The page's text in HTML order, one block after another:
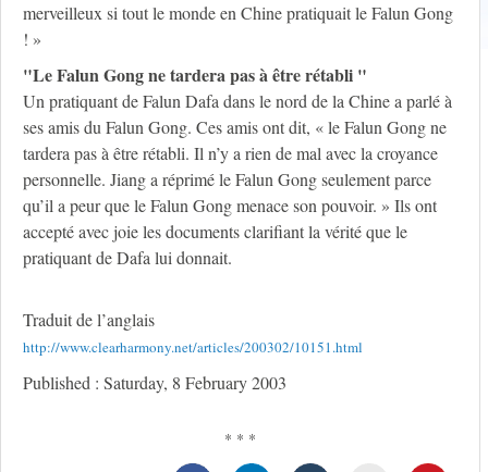
merveilleux si tout le monde en Chine pratiquait le Falun Gong
! »
"Le Falun Gong ne tardera pas à être rétabli "
Un pratiquant de Falun Dafa dans le nord de la Chine a parlé à
ses amis du Falun Gong. Ces amis ont dit, « le Falun Gong ne
tardera pas à être rétabli. Il n’y a rien de mal avec la croyance
personnelle. Jiang a réprimé le Falun Gong seulement parce
qu’il a peur que le Falun Gong menace son pouvoir. » Ils ont
accepté avec joie les documents clarifiant la vérité que le
pratiquant de Dafa lui donnait.
Traduit de l’anglais
http://www.clearharmony.net/articles/200302/10151.html
Published : Saturday, 8 February 2003
* * *